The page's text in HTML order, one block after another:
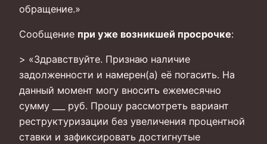
обращение.»
Сообщение при уже возникшей просрочке:
> «Здравствуйте. Признаю наличие
задолженности и намерен(а) её погасить. На
данный момент могу вносить ежемесячно
сумму ___ руб. Прошу рассмотреть вариант
реструктуризации без увеличения процентной
ставки и зафиксировать достигнутые